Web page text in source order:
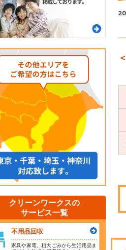
クリーンワークスの
サービス一覧
不用品回収
家具や家電、粗大ごみから生活用品ま